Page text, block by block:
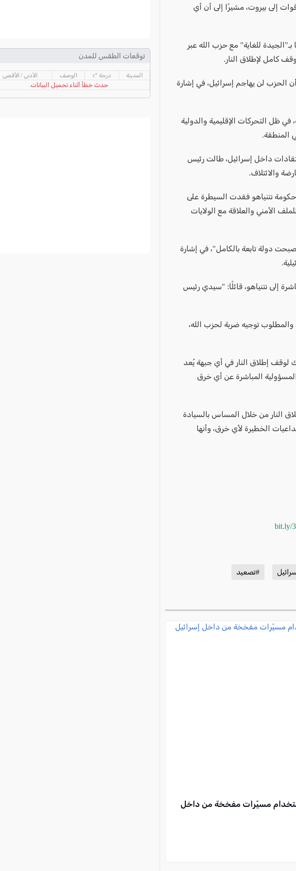
إلى بيروت، مشيرًا إلى أن أي
للغاية" مع حزب الله عبر
كامل لإطلاق النار.
الحزب لن يهاجم إسرائيل، في إشارة
في ظل التحركات الإقليمية والدولية
المنطقة.
داخل إسرائيل، طالت رئيس
والائتلاف.
"حكومة نتنياهو فقدت السيطرة على
الأمني والعلاقة مع الولايات
دولة تابعة بالكامل"، في إشارة
إلى نتنياهو، قائلًا: "سيدي رئيس
توجيه ضربة لحزب الله،
لوقف إطلاق النار في أي جبهة يُعد
المباشرة عن أي خرق
النار من خلال المساس بالسيادة
الخطيرة لأي خرق، وأنها
bit.ly/
#تصعيد
استخدام مسيّرات مفخخة من داخل
توقعات الطقس للمدن
المدينة درجة °c الوصف الأدنى / الأقصى
حدث خطأ أثناء تحميل البيانات.